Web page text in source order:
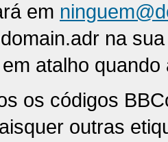
em
na
atalho
os códigos
outras